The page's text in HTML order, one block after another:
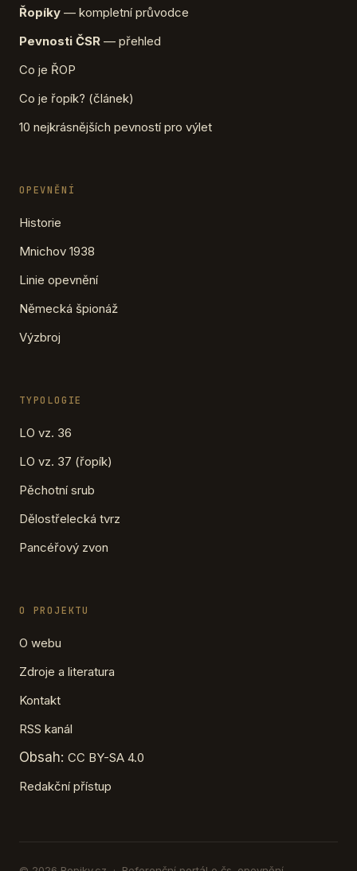
Řopíky — kompletní průvodce
Pevnosti ČSR — přehled
Co je ŘOP
Co je řopík? (článek)
10 nejkrásnějších pevností pro výlet
OPEVNĚNÍ
Historie
Mnichov 1938
Linie opevnění
Německá špionáž
Výzbroj
TYPOLOGIE
LO vz. 36
LO vz. 37 (řopík)
Pěchotní srub
Dělostřelecká tvrz
Pancéřový zvon
O PROJEKTU
O webu
Zdroje a literatura
Kontakt
RSS kanál
Obsah: CC BY-SA 4.0
Redakční přístup